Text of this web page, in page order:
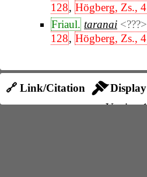
128, Högberg, Zs.,
Friaul. taranai <???>
128, Högberg, Zs.,
🔗 Link/Citation Display
Version